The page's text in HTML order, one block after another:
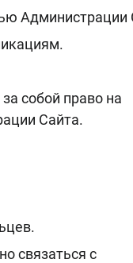
Администрации
собой право на
Сайта.
связаться с